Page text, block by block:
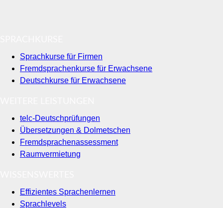
Sprachkurse für Firmen
Fremdsprachenkurse für Erwachsene
Deutschkurse für Erwachsene
telc-Deutschprüfungen
Übersetzungen & Dolmetschen
Fremdsprachenassessment
Raumvermietung
Effizientes Sprachenlernen
Sprachlevels